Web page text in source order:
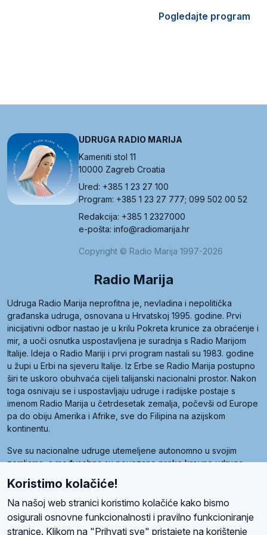
Pogledajte program
UDRUGA RADIO MARIJA
Kameniti stol 11
10000 Zagreb Croatia
Ured: +385 1 23 27 100
Program: +385 1 23 27 777; 099 502 00 52
Redakcija: +385 1 2327000
e-pošta: info@radiomarija.hr
Copyright © Radio Marija 1997-2026
Radio Marija
Udruga Radio Marija neprofitna je, nevladina i nepolitička
građanska udruga, osnovana u Hrvatskoj 1995. godine. Prvi
inicijativni odbor nastao je u krilu Pokreta krunice za obraćenje i
mir, a uoči osnutka uspostavljena je suradnja s Radio Marijom
Italije. Ideja o Radio Mariji i prvi program nastali su 1983. godine
u župi u Erbi na sjeveru Italije. Iz Erbe se Radio Marija postupno
širi te uskoro obuhvaća cijeli talijanski nacionalni prostor. Nakon
toga osnivaju se i uspostavljaju udruge i radijske postaje s
imenom Radio Marija u četrdesetak zemalja, počevši od Europe
pa do obiju Amerika i Afrike, sve do Filipina na azijskom
kontinentu.
Sve su nacionalne udruge utemeljene autonomno u svojim
zemljama, a međusobna su povezane preko krovne udruge
Radio Maria). Svjetsku obitelj utemeljilo je sedam članica, među
kojima je i hrvatska Udruga Radio Marija.
Koristimo kolačiće!
Na našoj web stranici koristimo kolačiće kako bismo
osigurali osnovne funkcionalnosti i pravilno funkcioniranje
stranice. Klikom na "Prihvati sve" pristajete na korištenje